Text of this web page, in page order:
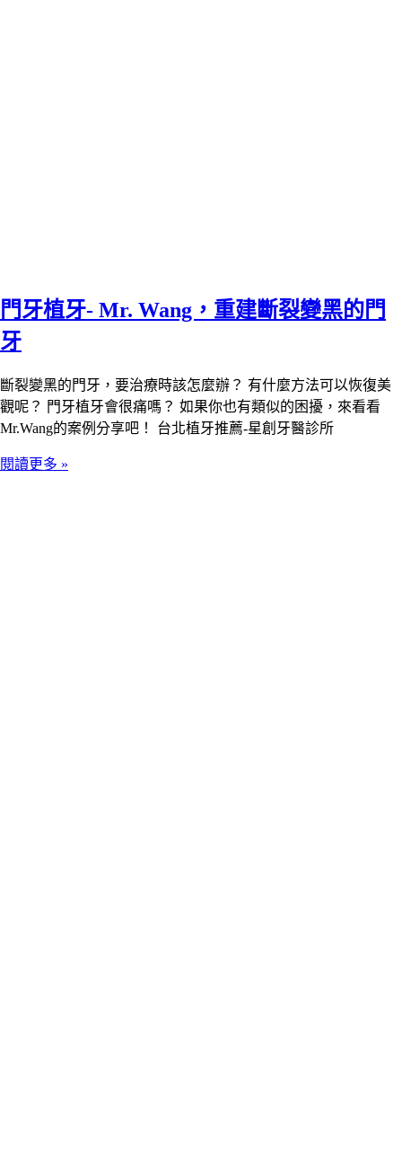
門牙植牙- Mr. Wang，重建斷裂變黑的門
牙
斷裂變黑的門牙，要治療時該怎麼辦？ 有什麼方法可以恢復美
觀呢？ 門牙植牙會很痛嗎？ 如果你也有類似的困擾，來看看
Mr.Wang的案例分享吧！ 台北植牙推薦-星創牙醫診所
閱讀更多 »